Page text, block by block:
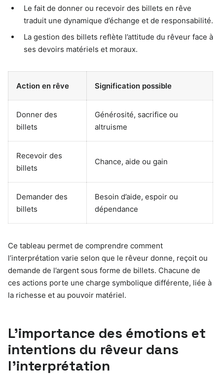
Le fait de donner ou recevoir des billets en rêve
traduit une dynamique d’échange et de responsabilité.
La gestion des billets reflète l’attitude du rêveur face à
ses devoirs matériels et moraux.
Action en rêve Signification possible
Donner des
billets
Générosité, sacrifice ou
altruisme
Recevoir des
billets
Chance, aide ou gain
Demander des
billets
Besoin d’aide, espoir ou
dépendance
Ce tableau permet de comprendre comment
l’interprétation varie selon que le rêveur donne, reçoit ou
demande de l’argent sous forme de billets. Chacune de
ces actions porte une charge symbolique différente, liée à
la richesse et au pouvoir matériel.
L’importance des émotions et
intentions du rêveur dans
l’interprétation